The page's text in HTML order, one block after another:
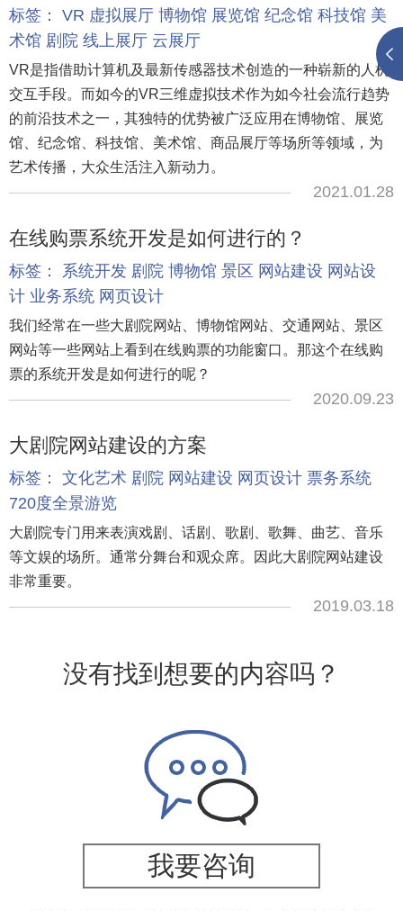
标签： VR 虚拟展厅 博物馆 展览馆 纪念馆 科技馆 美
术馆 剧院 线上展厅 云展厅
VR是指借助计算机及最新传感器技术创造的一种崭新的人机
交互手段。而如今的VR三维虚拟技术作为如今社会流行趋势
的前沿技术之一，其独特的优势被广泛应用在博物馆、展览
馆、纪念馆、科技馆、美术馆、商品展厅等场所等领域，为
艺术传播，大众生活注入新动力。
2021.01.28
在线购票系统开发是如何进行的？
标签： 系统开发 剧院 博物馆 景区 网站建设 网站设
计 业务系统 网页设计
我们经常在一些大剧院网站、博物馆网站、交通网站、景区
网站等一些网站上看到在线购票的功能窗口。那这个在线购
票的系统开发是如何进行的呢？
2020.09.23
大剧院网站建设的方案
标签： 文化艺术 剧院 网站建设 网页设计 票务系统
720度全景游览
大剧院专门用来表演戏剧、话剧、歌剧、歌舞、曲艺、音乐
等文娱的场所。通常分舞台和观众席。因此大剧院网站建设
非常重要。
2019.03.18
没有找到想要的内容吗？
我要咨询